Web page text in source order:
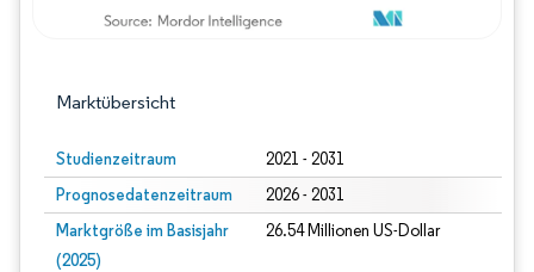
Marktübersicht
Studienzeitraum 2021 - 2031
Prognosedatenzeitraum 2026 - 2031
Marktgröße im Basisjahr
(2025)
26.54 Millionen US-Dollar